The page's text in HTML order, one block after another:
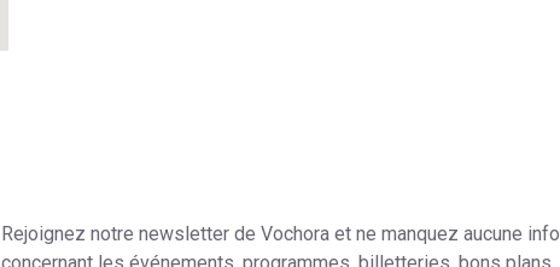
Rejoignez notre newsletter de Vochora et ne manquez aucune info